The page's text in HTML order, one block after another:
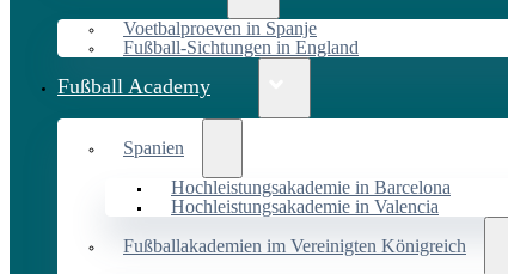
Voetbalproeven in Spanje
Fußball-Sichtungen in England
Fußball Academy
Spanien
Hochleistungsakademie in Barcelona
Hochleistungsakademie in Valencia
Fußballakademien im Vereinigten Königreich